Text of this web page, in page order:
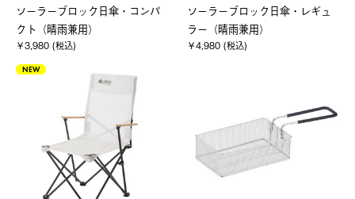
ソーラーブロック日傘・コンパ
クト（晴雨兼用）
￥3,980 (税込)
ソーラーブロック日傘・レギュ
ラー（晴雨兼用）
￥4,980 (税込)
NEW